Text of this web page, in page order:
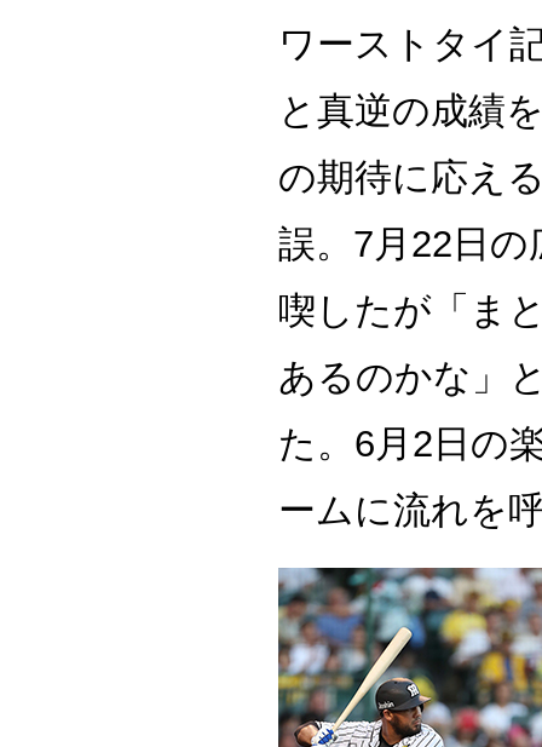
ワーストタイ
と真逆の成績
の期待に応え
誤。7月22日
喫したが「ま
あるのかな」
た。6月2日の
ームに流れを